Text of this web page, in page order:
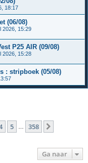
18:17
(06/08)
2026, 15:29
P25 AIR (09/08)
2026, 15:28
: stripboek (05/08)
5 358
Ga naar